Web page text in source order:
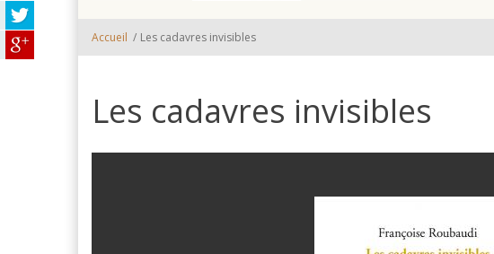
Accueil / Les cadavres invisibles
Les cadavres invisibles